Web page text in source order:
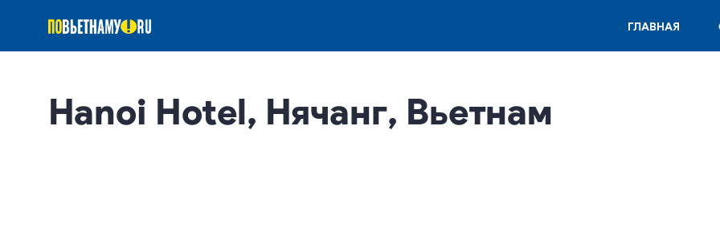
ГЛАВНАЯ
Hanoi Hotel, Нячанг, Вьетнам